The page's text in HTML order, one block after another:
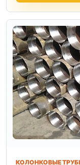
КОЛОНКОВЫЕ